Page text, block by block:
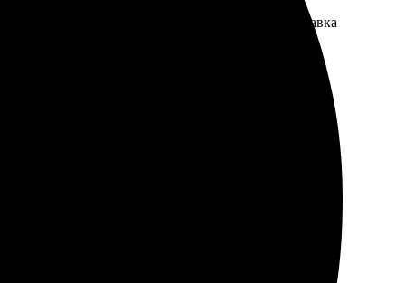
фото впечатляет, рамка выглядит стильно. Доставка
загрузил фото. Получил на руки замечательное